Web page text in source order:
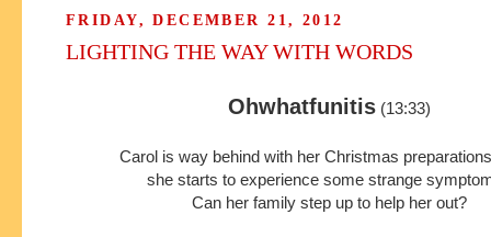
FRIDAY, DECEMBER 21, 2012
LIGHTING THE WAY WITH WORDS
Ohwhatfunitis (13:33)
Carol is way behind with her Christmas
she starts to experience some strange
Can her family step up to help her out?